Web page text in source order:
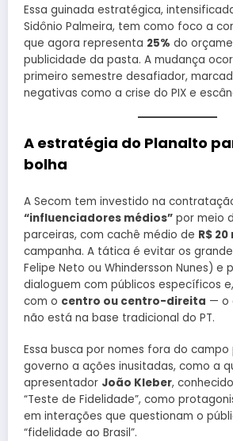
Essa guinada estratégica,
Sidônio Palmeira, tem como foco a
que agora representa 25% do
publicidade da pasta. A mudança
primeiro semestre desafiador,
negativas como a crise do PIX e
A estratégia do Planalto
bolha
A Secom tem investido na
“influenciadores médios” por meio
parceiras, com cachê médio de R$ 20
campanha. A tática é evitar os
Felipe Neto ou Whindersson Nunes) e
dialoguem com públicos específicos
com o centro ou centro-direita — o
não está na base tradicional do PT.
Essa busca por nomes fora do
governo a ações inusitadas, como a
apresentador João Kleber,
“Teste de Fidelidade”, como
em interações que questionam o
“fidelidade ao Brasil”.